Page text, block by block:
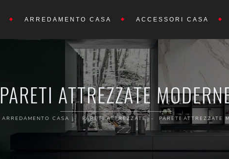
ARREDAMENTO CASA ACCESSORI CASA
PARETI ATTREZZATE
ARREDAMENTO CASA - PARETI ATTREZZATE - PARETI ATTREZZATE